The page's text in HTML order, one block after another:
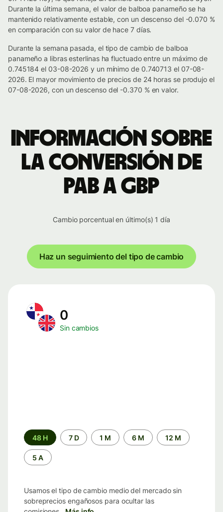
Durante la última semana, el valor de balboa panameño se ha
mantenido relativamente estable, con un descenso del -0.070 %
en comparación con su valor de hace 7 días.
Durante la semana pasada, el tipo de cambio de balboa
panameño a libras esterlinas ha fluctuado entre un máximo de
0.745184 el 03-08-2026 y un mínimo de 0.740713 el 07-08-
2026. El mayor movimiento de precios de 24 horas se produjo el
07-08-2026, con un descenso del -0.370 % en valor.
Información sobre
la conversión de
PAB a GBP
Cambio porcentual en último(s) 1 día
Haz un seguimiento del tipo de cambio
0
Sin cambios
Periodo
de
tiempo
48 H 7 D 1 M 6 M 12 M
5 A
Usamos el tipo de cambio medio del mercado sin
sobreprecios engañosos para ocultar las